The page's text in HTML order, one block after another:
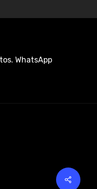
WhatsApp